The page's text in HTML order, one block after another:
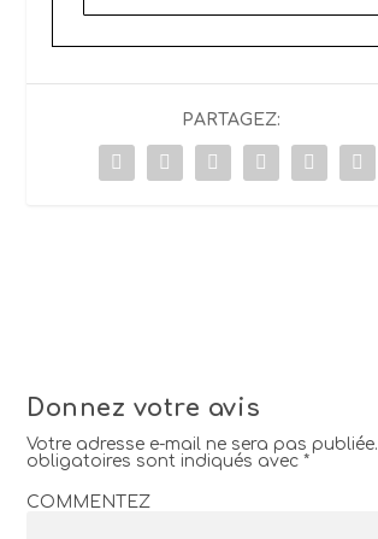
PARTAGEZ:
Donnez votre avis
Votre adresse e-mail ne sera pas publiée.
obligatoires sont indiqués avec*
COMMENTEZ